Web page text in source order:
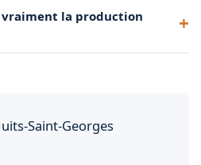
forme et vigueur à vos vieux
la production
Saint-Georges